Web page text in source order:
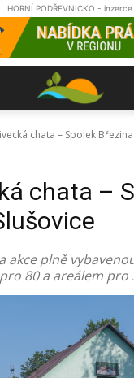
HORNÍ PODŘEVNICKO - inzerce
chata – Spolek
chata –
akce plně
80 a areálem pro